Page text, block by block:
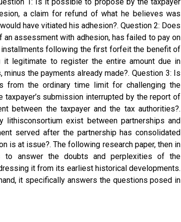
a claim for refund of what he believes was
have vitiated his adhesion?. Question 2: Does
an assessment with adhesion, has failed to pay on
following the first forfeit the benefit of
it legitimate to register the entire amount due in
the payments already made?. Question 3: Is
from the ordinary time limit for challenging the
taxpayer’s submission interrupted by the report of
between the taxpayer and the tax authorities?.
lithisconsortium exist between partnerships and
served after the partnership has consolidated
is at issue?. The following research paper, then in
to answer the doubts and perplexities of the
it from its earliest historical developments.
it specifically answers the questions posed in